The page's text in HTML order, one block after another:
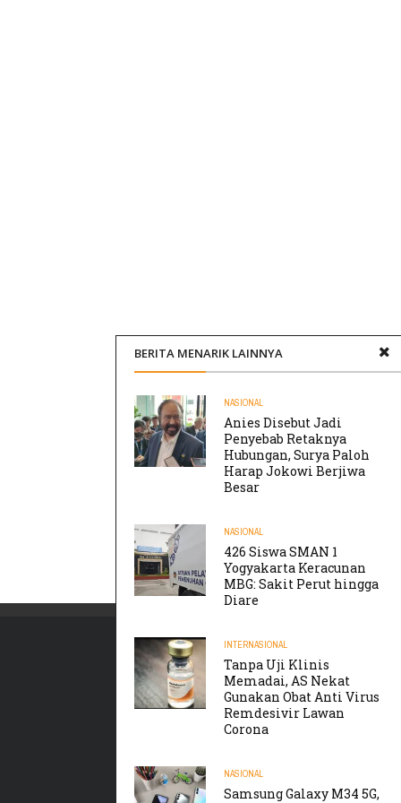
BERITA MENARIK LAINNYA
NASIONAL
Anies Disebut Jadi
Penyebab Retaknya
Hubungan, Surya Paloh
Harap Jokowi Berjiwa
Besar
NASIONAL
426 Siswa SMAN 1
Yogyakarta Keracunan
MBG: Sakit Perut hingga
Diare
INTERNASIONAL
Tanpa Uji Klinis
Memadai, AS Nekat
Gunakan Obat Anti Virus
Remdesivir Lawan
Corona
NASIONAL
Samsung Galaxy M34 5G,